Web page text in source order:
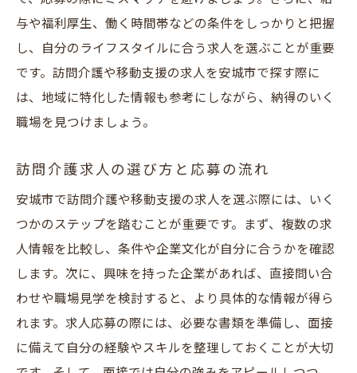
与や福利厚生、働く時間帯などの条件をしっかりと把握
し、自分のライフスタイルに合う求人を選ぶことが重要
です。訪問介護や移動支援の求人を安城市で探す際に
は、地域に特化した情報も参考にしながら、納得のいく
職場を見つけましょう。
訪問介護求人の選び方と応募の流れ
安城市で訪問介護や移動支援の求人を選ぶ際には、いく
つかのステップを踏むことが重要です。まず、複数の求
人情報を比較し、条件や企業文化が自分に合うかを確認
します。次に、興味を持った企業があれば、直接問い合
わせや職場見学を検討すると、より具体的な情報が得ら
れます。求人応募の際には、必要な書類を準備し、面接
に備えて自分の経験やスキルを整理しておくことが大切